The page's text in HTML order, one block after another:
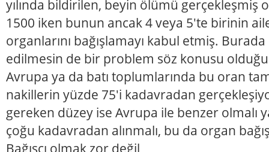
yılında bildirilen, beyin ölümü gerçekleşmiş
1500 iken bunun ancak 4 veya 5'te birinin
organlarını bağışlamayı kabul etmiş. Burada
edilmesin de bir problem söz konusu
Avrupa ya da batı toplumlarında bu oran
nakillerin yüzde 75'i kadavradan
gereken düzey ise Avrupa ile benzer olmalı
çoğu kadavradan alınmalı, bu da organ
Bağışçı olmak zor değil